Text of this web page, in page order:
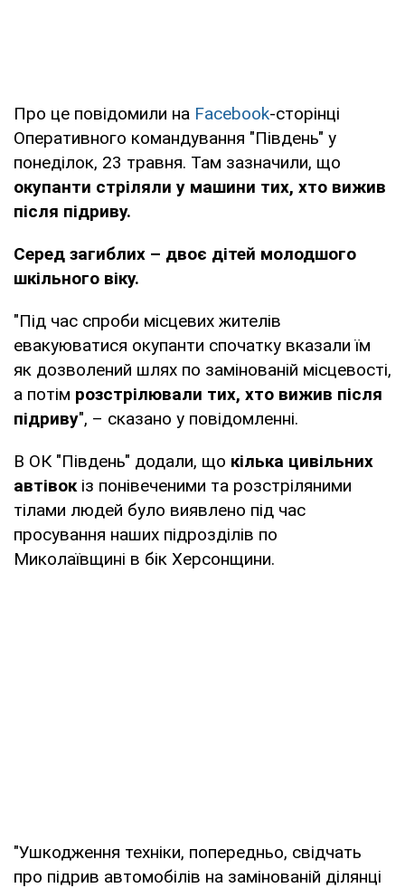
Про це повідомили на Facebook-сторінці
Оперативного командування "Південь" у
понеділок, 23 травня. Там зазначили, що
окупанти стріляли у машини тих, хто вижив
після підриву.
Серед загиблих – двоє дітей молодшого
шкільного віку.
"Під час спроби місцевих жителів
евакуюватися окупанти спочатку вказали їм
як дозволений шлях по замінованій місцевості,
а потім розстрілювали тих, хто вижив після
підриву", – сказано у повідомленні.
В ОК "Південь" додали, що кілька цивільних
автівокіз понівеченими та розстріляними
тілами людей було виявлено під час
просування наших підрозділів по
Миколаївщині в бік Херсонщини.
"Ушкодження техніки, попередньо, свідчать
про підрив автомобілів на замінованій ділянці